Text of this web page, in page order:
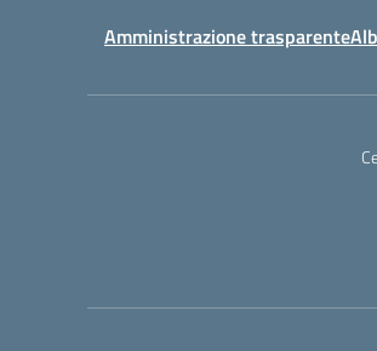
Amministrazione trasparente